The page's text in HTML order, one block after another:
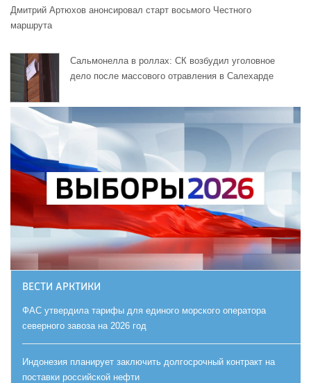
Дмитрий Артюхов анонсировал старт восьмого Честного
маршрута
Сальмонелла в роллах: СК возбудил уголовное
дело после массового отравления в Салехарде
ВЕСТИ АРКТИКИ
ФАС утвердила тарифы для единого морского оператора
северного завоза на 2026 год
Индонезия планирует заключить долгосрочный контракт на
поставки российской нефти